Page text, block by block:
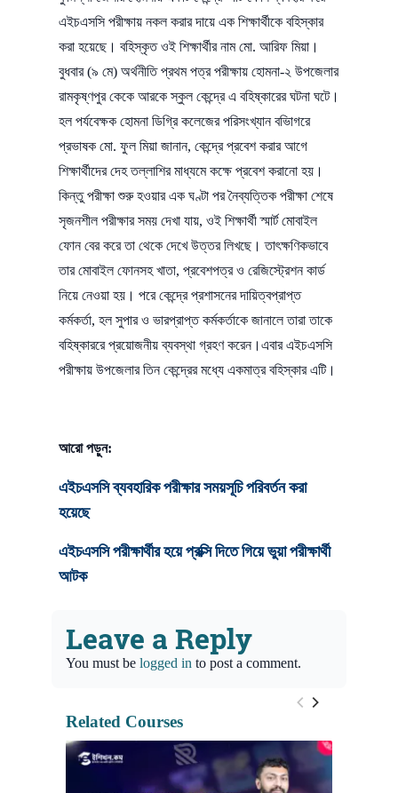
এইচএসসি পরীক্ষায় নকল করার দায়ে এক শিক্ষার্থীকে বহিস্কার
করা হয়েছে। বহিস্কৃত ওই শিক্ষার্থীর নাম মো. আরিফ মিয়া।
বুধবার (৯ মে) অর্থনীতি প্রথম পত্র পরীক্ষায় হোমনা-২ উপজেলার
রামকৃষ্ণপুর কেকে আরকে স্কুল কেন্দ্রে এ বহিষ্কারের ঘটনা ঘটে।
হল পর্যবেক্ষক হোমনা ডিগ্রি কলেজের পরিসংখ্যান বভিাগরে
প্রভাষক মো. ফুল মিয়া জানান, কেন্দ্রে প্রবেশ করার আগে
শিক্ষার্থীদের দেহ তল্লাশির মাধ্যমে কক্ষে প্রবেশ করানো হয়।
কিন্তু পরীক্ষা শুরু হওয়ার এক ঘণ্টা পর নৈব্যত্তিক পরীক্ষা শেষে
সৃজনশীল পরীক্ষার সময় দেখা যায়, ওই শিক্ষার্থী স্মার্ট মোবাইল
ফোন বের করে তা থেকে দেখে উত্তর লিখছে। তাৎক্ষণিকভাবে
তার মোবাইল ফোনসহ খাতা, প্রবেশপত্র ও রেজিস্ট্রেশন কার্ড
নিয়ে নেওয়া হয়। পরে কেন্দ্রে প্রশাসনের দায়িত্বপ্রাপ্ত
কর্মকর্তা, হল সুপার ও ভারপ্রাপ্ত কর্মকর্তাকে জানালে তারা তাকে
বহিষ্কাররে প্রয়োজনীয় ব্যবস্থা গ্রহণ করেন।এবার এইচএসসি
পরীক্ষায় উপজেলার তিন কেন্দ্রের মধ্যে একমাত্র বহিস্কার এটি।
আরো পড়ুন:
এইচএসসি ব্যবহারিক পরীক্ষার সময়সূচি পরিবর্তন করা
হয়েছে
এইচএসসি পরীক্ষার্থীর হয়ে প্রক্সি দিতে গিয়ে ভুয়া পরীক্ষার্থী
আটক
Leave a Reply
You must be logged in to post a comment.
Related Courses